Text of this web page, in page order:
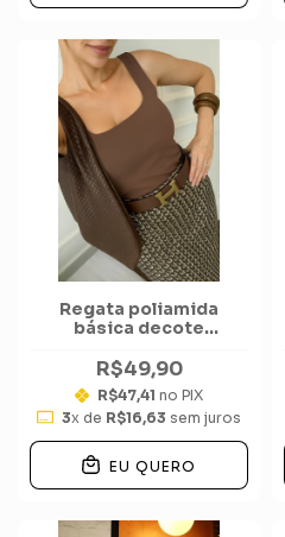
Regata poliamida
básica decote
R$49,90
R$47,41 no PIX
3x de R$16,63 sem juros
EU QUERO